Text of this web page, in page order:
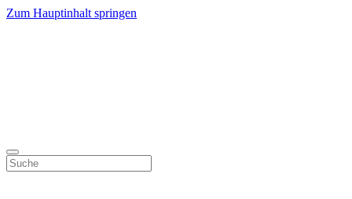
Zum Hauptinhalt springen